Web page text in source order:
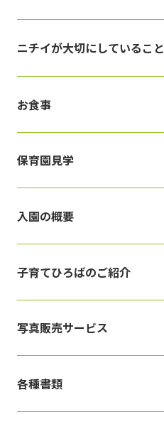
ニチイが大切にしていること
お食事
保育園見学
入園の概要
子育てひろばのご紹介
写真販売サービス
各種書類